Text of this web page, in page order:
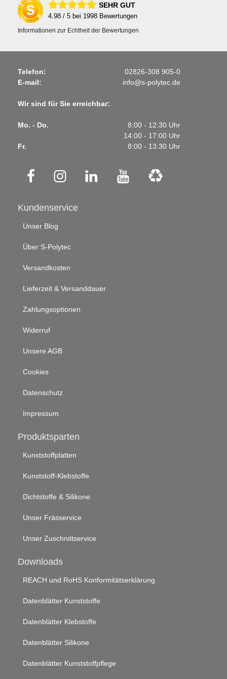
SEHR GUT
4.98 / 5 bei 1998 Bewertungen
Informationen zur Echtheit der Bewertungen
Telefon:
02826-308 905-0
E-mail:
info@s-polytec.de
Wir sind für Sie erreichbar:
Mo. - Do.
8:00 - 12:30 Uhr
14:00 - 17:00 Uhr
Fr.
8:00 - 13:30 Uhr
Kundenservice
Unser Blog
Über S-Polytec
Versandkosten
Lieferzeit & Versanddauer
Zahlungsoptionen
Widerruf
Unsere AGB
Cookies
Datenschutz
Impressum
Produktsparten
Kunststoffplatten
Kunststoff-Klebstoffe
Dichtstoffe & Silikone
Unser Frässervice
Unser Zuschnittservice
Downloads
REACH und RoHS Konformitätserklärung
Datenblätter Kunststoffe
Datenblätter Klebstoffe
Datenblätter Silikone
Datenblätter Kunststoffpflege